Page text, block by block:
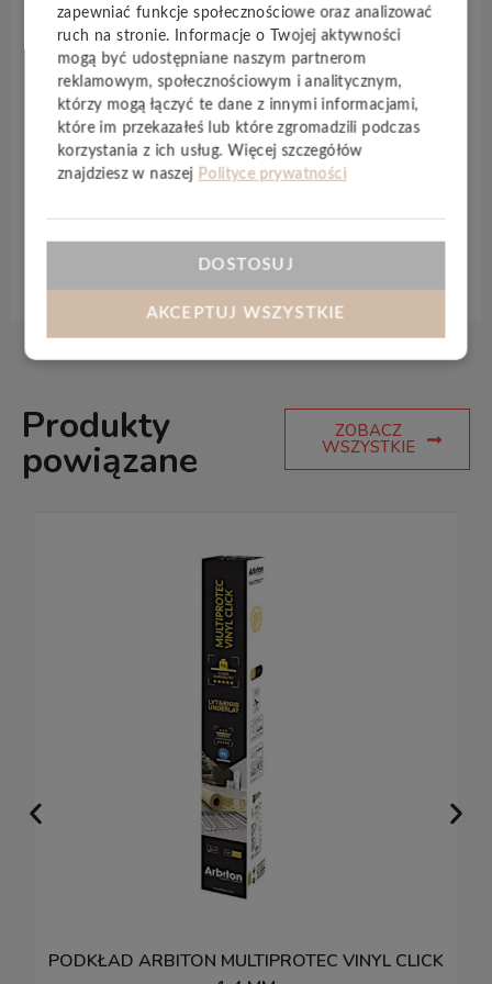
Specyfikacja techniczna
ciężkich, podłoga jest stabilna i nie odkształca się
pod wpływem temperatury. RdzeńDENSCORE™
sprawia, żePODŁOGI WINYLOWE BARLINEK
bardzo trwałe i wodoodporne. Dzięki wysokiemu
współczynnikowi przenikania ciepła doskonale
sprawdzają się w systemach ogrzewania
podłogowego i chłodzenia.
Produkty
powiązane
ZOBACZ
WSZYSTKIE
PODKŁAD ARBITON MULTIPROTEC VINYL CLICK
zapewniać funkcje społecznościowe oraz analizować
ruch na stronie. Informacje o Twojej aktywności
mogą być udostępniane naszym partnerom
reklamowym, społecznościowym i analitycznym,
którzy mogą łączyć te dane z innymi informacjami,
które im przekazałeś lub które zgromadzili podczas
korzystania z ich usług. Więcej szczegółów
znajdziesz w naszej Polityce prywatności
DOSTOSUJ
AKCEPTUJ WSZYSTKIE